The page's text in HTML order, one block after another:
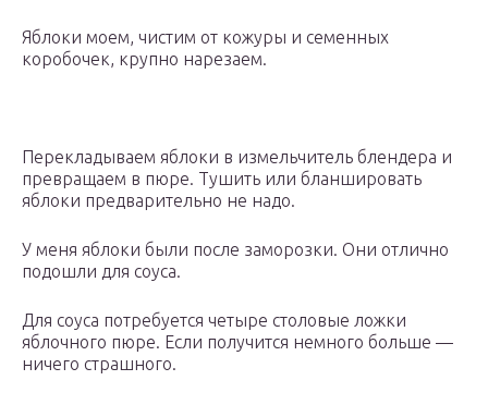
Яблоки моем, чистим от кожуры и семенных
коробочек, крупно нарезаем.
Перекладываем яблоки в измельчитель блендера и
превращаем в пюре. Тушить или бланшировать
яблоки предварительно не надо.
У меня яблоки были после заморозки. Они отлично
подошли для соуса.
Для соуса потребуется четыре столовые ложки
яблочного пюре. Если получится немного больше —
ничего страшного.